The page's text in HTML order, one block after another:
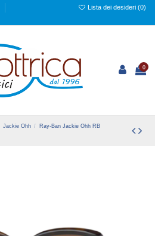
Lista dei desideri (0)
0
Jackie Ohh
Ray-Ban Jackie Ohh RB